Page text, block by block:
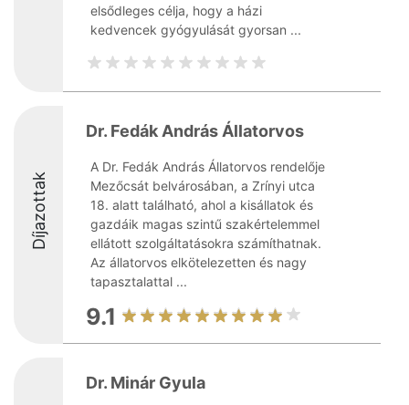
elsődleges célja, hogy a házi
kedvencek gyógyulását gyorsan ...
Díjazottak
Dr. Fedák András Állatorvos
A Dr. Fedák András Állatorvos rendelője
Mezőcsát belvárosában, a Zrínyi utca
18. alatt található, ahol a kisállatok és
gazdáik magas szintű szakértelemmel
ellátott szolgáltatásokra számíthatnak.
Az állatorvos elkötelezetten és nagy
tapasztalattal ...
9.1
Dr. Minár Gyula